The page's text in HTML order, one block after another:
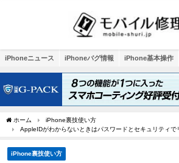
iPhoneニュース iPhoneバグ情報 iPhone基本操作
ホーム
iPhone裏技使い方
AppleIDがわからないときはパスワードとセキュリティで
iPhone裏技使い方